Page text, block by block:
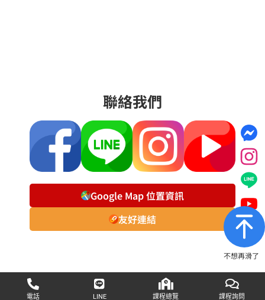
電話 LINE 課程總覽 課程詢問
不想再滑了
聯絡我們
Google Map 位置資訊
友好連結